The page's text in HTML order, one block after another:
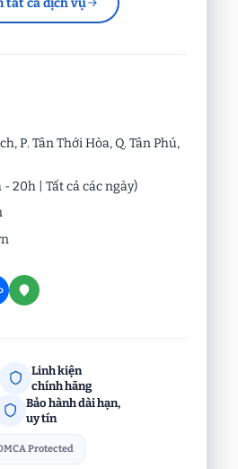
P. Tân Thới Hòa, Q. Tân Phú,
- 20h | Tất cả các ngày)
Linh kiện
chính hãng
Bảo hành dài hạn,
uy tín
Protected